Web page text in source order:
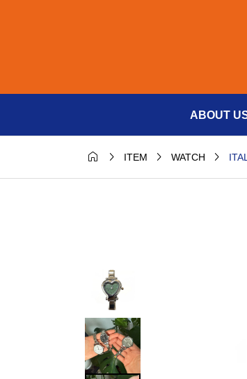
ABOUT
  ITEM  WATCH 